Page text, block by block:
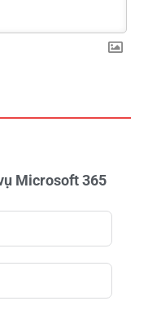
Microsoft 365